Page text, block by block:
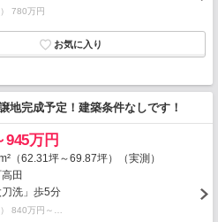
780万円
地完成予定！建築条件なしです！
945万円
（62.31坪～69.87坪）（実測）
田
洗」歩5分
840万円～…